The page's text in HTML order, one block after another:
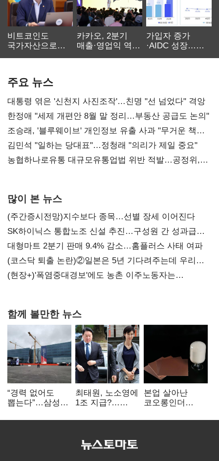
비트코인도
국가자산으로…'
카카오, 2분기
매출·영업익 역대
가입자 증가
·AIDC 성장…
주요 뉴스
대통령 엮은 '신천지 사진조작'…친명 "선 넘었다" 격앙
한정애 "세제 개편안 8월 말 정리…부동산 공급도 논의"
조승래, '블루웨이브' 개인정보 유출 사과 "무거운 책임
통감"
김민석 "일하는 당대표"…정청래 "의리가 제일 중요"
농협하나로유통 대규모유통업법 위반 적발…공정위,
많이 본 뉴스
(주간증시전망)지수보다 종목…선별 장세 이어진다
SK하이닉스 통합노조 신설 추진…구성원 간 성과급
불만 확산
대형마트 2분기 판매 9.4% 감소…홈플러스 사태 여파
(코스닥 퇴출 논란)②일본은 5년 기다려주는데 우리는
당장 퇴출?…시간만으론 부족한 코스닥 구하기
(현장+)'폭염중대경보'에도 농촌 이주노동자는
함께 볼만한 뉴스
“경력 없어도
뽑는다”…삼성
반도체 인재
최태원, 노소영에
1조 지급?…
본업 살아난
코오롱인더
배터리 소재로